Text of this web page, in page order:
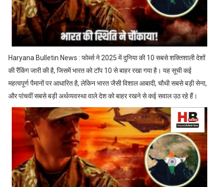
Haryana Bulletin News : फोर्ब्स ने 2025 में दुनिया की 10 सबसे शक्तिशाली देशों
की रैंकिंग जारी की है, जिसमें भारत को टॉप 10 से बाहर रखा गया है। यह सूची कई
महत्वपूर्ण पैमानों पर आधारित है, लेकिन भारत जैसी विशाल आबादी, चौथी सबसे बड़ी सेना,
और पांचवीं सबसे बड़ी अर्थव्यवस्था वाले देश को बाहर रखने से कई सवाल उठ रहे हैं।